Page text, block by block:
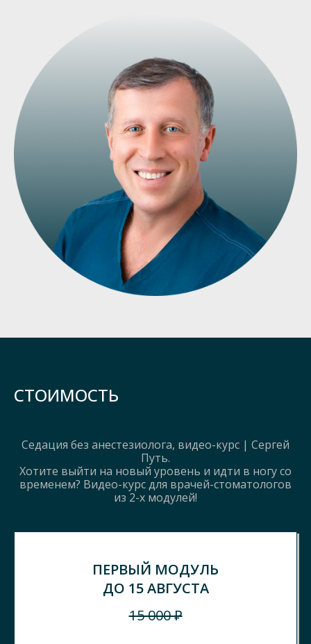
СТОИМОСТЬ
Седация без анестезиолога, видео-курс | Сергей
Путь.
Хотите выйти на новый уровень и идти в ногу со
временем? Видео-курс для врачей-стоматологов
из 2-х модулей!
ПЕРВЫЙ МОДУЛЬ
ДО 15 АВГУСТА
15 000 ₽